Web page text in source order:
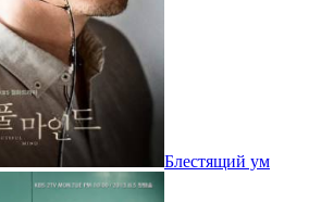
Блестящий ум